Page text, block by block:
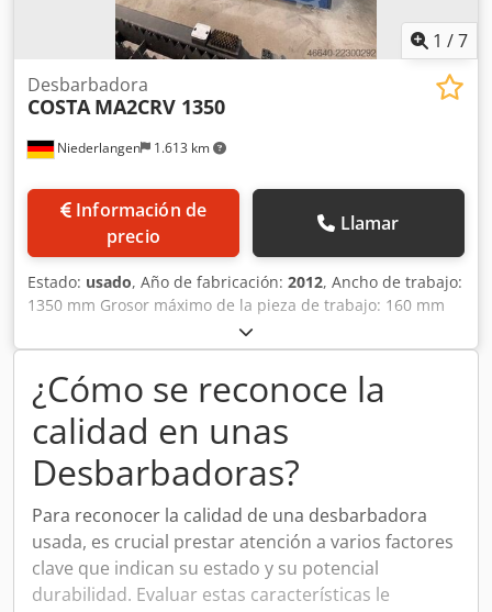
1 /7
Niederlangen 1.613 km
Desbarbadora
COSTA MA2CRV 1350
Información de
precio
Llamar
Estado: usado, Año de fabricación: 2012, Ancho de trabajo:
1350 mm Grosor máximo de la pieza de trabajo: 160 mm
Peso de la máquina: aproximadamente 4000 kg
Equipamiento: - Sistema de aspiración de polvo con agua -
Cepillos de repuesto - Manual de instrucciones
Cedezkvyfjpfx Agqsha
¿Cómo se reconoce la
calidad en unas
Desbarbadoras?
Para reconocer la calidad de una desbarbadora
usada, es crucial prestar atención a varios factores
clave que indican su estado y su potencial
durabilidad. Evaluar estas características le